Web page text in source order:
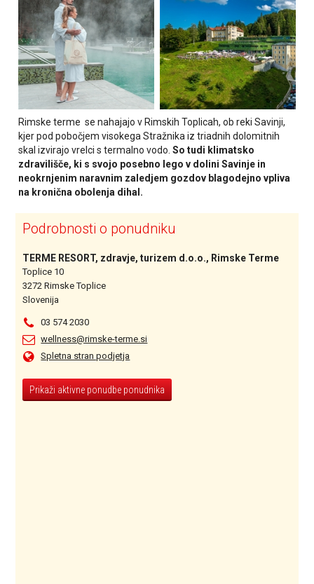
Rimske terme se nahajajo v Rimskih Toplicah, ob reki Savinji,
kjer pod pobočjem visokega Stražnika iz triadnih dolomitnih
skal izvirajo vrelci s termalno vodo.So tudi klimatsko
zdravilišče, ki s svojo posebno lego v dolini Savinje in
neokrnjenim naravnim zaledjem gozdov blagodejno vpliva
na kronična obolenja dihal.
Podrobnosti o ponudniku
TERME RESORT, zdravje, turizem d.o.o., Rimske Terme
Toplice 10
3272 Rimske Toplice
Slovenija
03 574 2030
wellness@rimske-terme.si
Spletna stran podjetja
Prikaži aktivne ponudbe ponudnika